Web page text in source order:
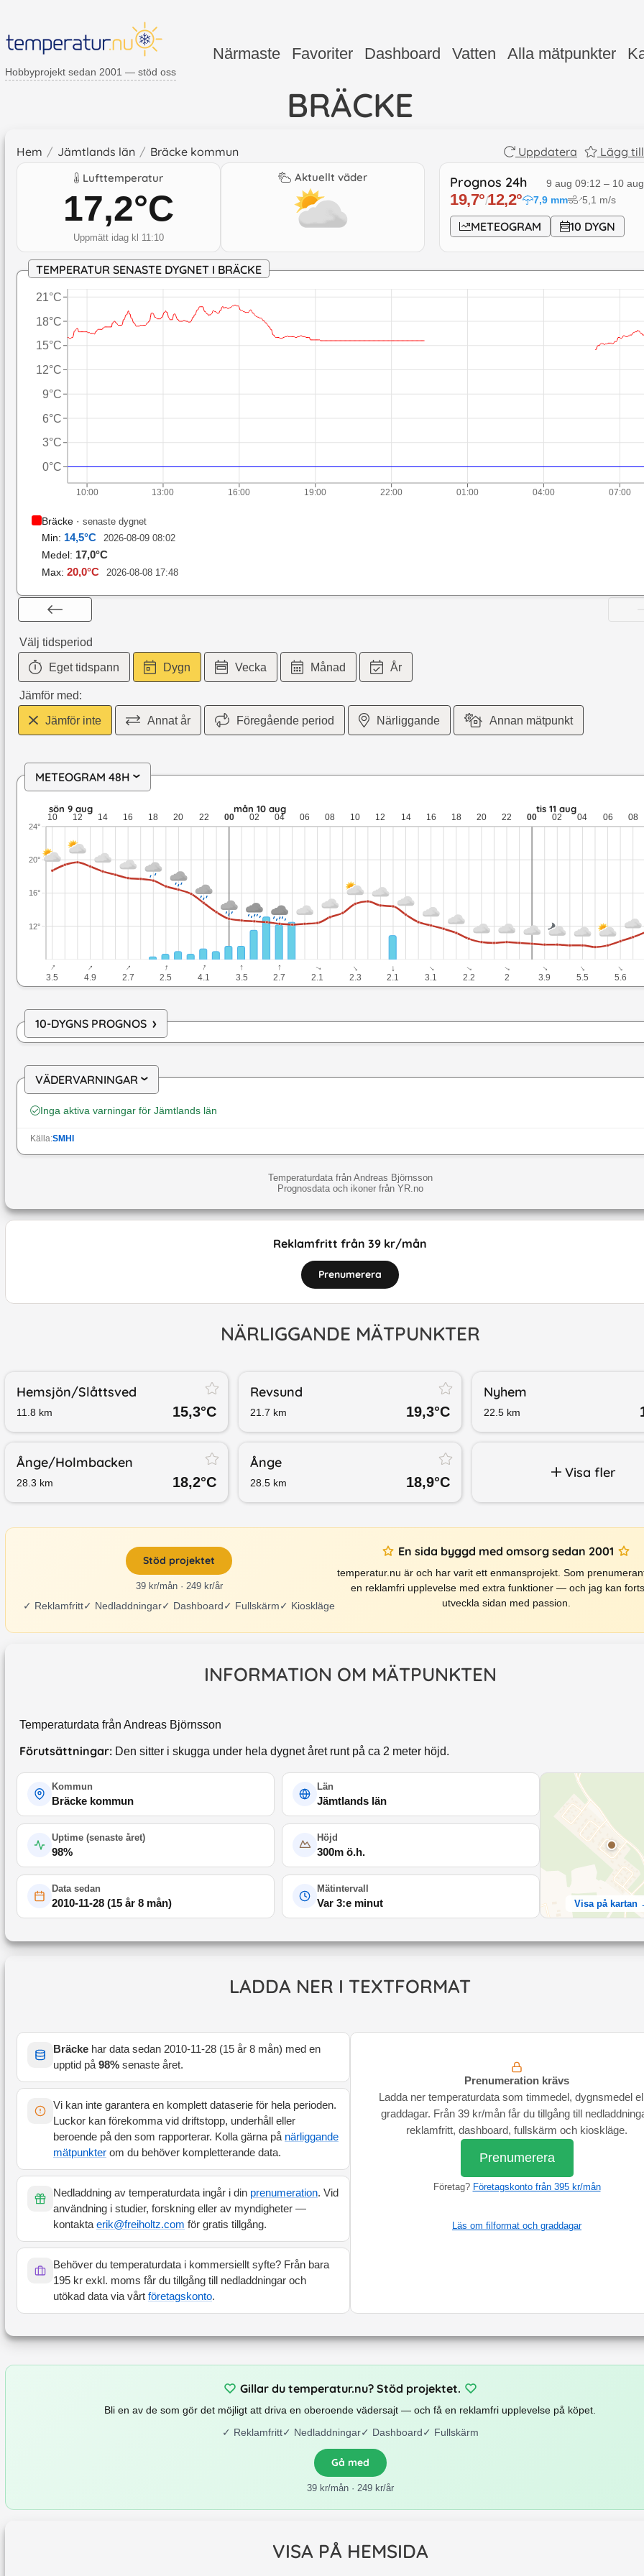
Hobbyprojekt sedan 2001 — stöd oss
Närmaste Favoriter Dashboard Vatten Alla mätpunkter
BRÄCKE
Hem / Jämtlands län / Bräcke kommun Uppdatera Lägg
Lufttemperatur
17,2°C
Uppmätt idag kl 11:10
Aktuellt väder Prognos 24h 9 aug 09:12 – 10
19,7°/12,2° 7,9 mm ↓5,1 m/s
METEOGRAM 10 DYGN
TEMPERATUR SENASTE DYGNET I BRÄCKE
10:00 13:00 16:00 19:00 22:00 01:00 04:00 07:00
0°C
3°C
6°C
9°C
12°C
15°C
18°C
21°C
Bräcke · senaste dygnet
Min: 14,5°C 2026-08-09 08:02
Medel: 17,0°C
Max: 20,0°C 2026-08-08 17:48
Välj tidsperiod
Eget tidspann Dygn Vecka Månad År
Jämför med:
Jämför inte Annat år Föregående period Närliggande Annan mätpunkt
METEOGRAM 48H›
sön 9 aug: 19,7 till 13,7 grader: 1,5 mm nederbörd: upp till 5,1 meter per sekund vind. mån 10 aug: 15 till 10 grader: 7,3
sön 9 aug mån 10 aug tis 11 aug
10 12 14 16 18 20 22 00 02 04 06 08 10 12 14 16 18 20 22 00 02 04 06 08
12°
16°
20°
24°
↓
3.5
↓
4.9
↓
2.7
↓
2.5
↓
4.1
↓
3.5
↓
2.7
↓
2.1
↓
2.3
↓
2.1
↓
3.1
↓
2.2
↓
2
↓
3.9
↓
5.5
↓
5.6
10-DYGNS PROGNOS ›
VÄDERVARNINGAR›
Inga aktiva varningar för Jämtlands län
Källa:SMHI
Temperaturdata från Andreas Björnsson
Prognosdata och ikoner från YR.no
Reklamfritt från 39 kr/mån
Prenumerera
NÄRLIGGANDE MÄTPUNKTER
Hemsjön/​Slåttsved
11.8 km 15,3°C
Revsund
21.7 km 19,3°C
Nyhem
22.5 km
Ånge/​Holmbacken
28.3 km 18,2°C
Ånge
28.5 km 18,9°C
Visa fler
Stöd projektet
39 kr/mån · 249 kr/år
✓ Reklamfritt✓ Nedladdningar✓ Dashboard✓ Fullskärm✓ Kioskläge
En sida byggd med omsorg sedan 2001
temperatur.nu är och har varit ett enmansprojekt. Som
en reklamfri upplevelse med extra funktioner — och jag kan
utveckla sidan med passion.
INFORMATION OM MÄTPUNKTEN
Temperaturdata från Andreas Björnsson
Förutsättningar: Den sitter i skugga under hela dygnet året runt på ca 2 meter höjd.
Kommun
Bräcke kommun
Län
Jämtlands län
Uptime (senaste året)
98%
Höjd
300m ö.h.
Data sedan
2010-11-28 (15 år 8 mån)
Mätintervall
Var 3:e minut Visa på kartan
LADDA NER I TEXTFORMAT
Bräcke har data sedan 2010-11-28 (15 år 8 mån) med en
upptid på 98% senaste året.
Vi kan inte garantera en komplett dataserie för hela perioden.
Luckor kan förekomma vid driftstopp, underhåll eller
beroende på den som rapporterar. Kolla gärna på närliggande
mätpunkter om du behöver kompletterande data.
Nedladdning av temperaturdata ingår i din prenumeration. Vid
användning i studier, forskning eller av myndigheter —
kontakta erik@freiholtz.com för gratis tillgång.
Behöver du temperaturdata i kommersiellt syfte? Från bara
195 kr exkl. moms får du tillgång till nedladdningar och
utökad data via vårt företagskonto.
Prenumeration krävs
Ladda ner temperaturdata som timmedel, dygnsmedel
graddagar. Från 39 kr/mån får du tillgång till
reklamfritt, dashboard, fullskärm och kioskläge.
Prenumerera
Företag? Företagskonto från 395 kr/mån
Läs om filformat och graddagar
Gillar du temperatur.nu? Stöd projektet.
Bli en av de som gör det möjligt att driva en oberoende vädersajt — och få en reklamfri upplevelse på köpet.
✓ Reklamfritt✓ Nedladdningar✓ Dashboard✓ Fullskärm
Gå med
39 kr/mån · 249 kr/år
VISA PÅ HEMSIDA